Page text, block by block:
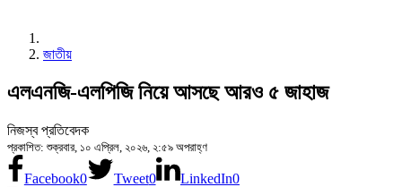
জাতীয়
এলএনজি-এলপিজি নিয়ে আসছে আরও ৫ জাহাজ
নিজস্ব প্রতিবেদক
প্রকাশিত: শুক্রবার, ১০ এপ্রিল, ২০২৬, ২:৫৯ অপরাহ্ণ
Facebook0 Tweet0 LinkedIn0